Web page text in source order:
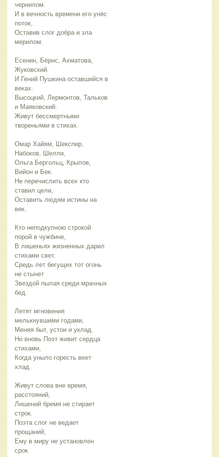
чернилом.
И в вечность времени его унёс
поток,
Оставив слог добра и зла
мерилом.
Есенин, Бёрнс, Ахматова,
Жуковский.
И Гений Пушкина оставшийся в
веках.
Высоцкий, Лермонтов, Тальков
и Маяковский.
Живут бессмертными
твореньями в стихах.
Омар Хайям, Шекспир,
Набоков, Шелли,
Ольга Бергольц, Крылов,
Вийон и Бек.
Не перечислить всех кто
ставил цели,
Оставить людям истины на
век.
Кто неподкупною строкой
порой в чужбине,
В лишеньях жизненных дарил
стихами свет.
Средь лет бегущих тот огонь
не стынет
Звездой пылая среди мрачных
бед.
Летят мгновения
мелькнувшими годами,
Меняя быт, устои и уклад.
Но вновь Поэт живит сердца
стихами,
Когда уныло горесть веет
хлад.
Живут слова вне время,
расстояний,
Лишений бремя не стирает
строк.
Поэта слог не ведает
прощаний,
Ему в миру не установлен
срок.